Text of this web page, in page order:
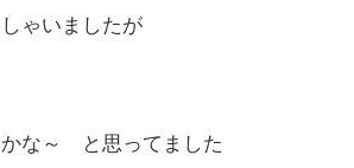
ゃいましたが
な～ と思ってました